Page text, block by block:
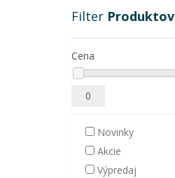
Filter Produktov
Cena
Novinky
Akcie
Výpredaj